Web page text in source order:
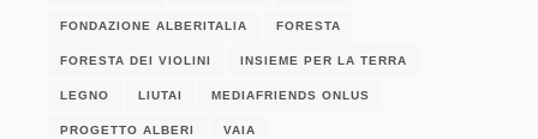
FONDAZIONE ALBERITALIA FORESTA
FORESTA DEI VIOLINI INSIEME PER LA TERRA
LEGNO LIUTAI MEDIAFRIENDS ONLUS
PROGETTO ALBERI VAIA